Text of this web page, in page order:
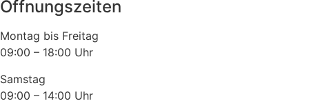
Öffnungszeiten
Montag bis Freitag
09:00 – 18:00 Uhr
Samstag
09:00 – 14:00 Uhr